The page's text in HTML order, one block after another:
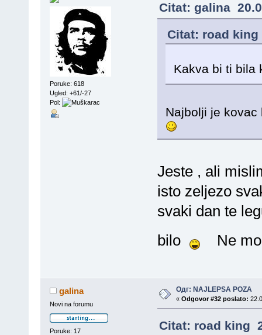
Poruke: 618
Ugled: +61/-27
Pol:
Citat: galina
Citat: road king
Kakva bi ti
Najbolji je
Jeste , ali
isto zeljezo
svaki dan te
bilo
Ne
galina
Novi na forumu
Poruke: 17
Одг: NAJLEPSA POZA
« Odgovor #32 poslato:
Citat: road king